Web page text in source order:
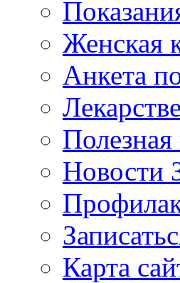
Женская
Анкета
Карта